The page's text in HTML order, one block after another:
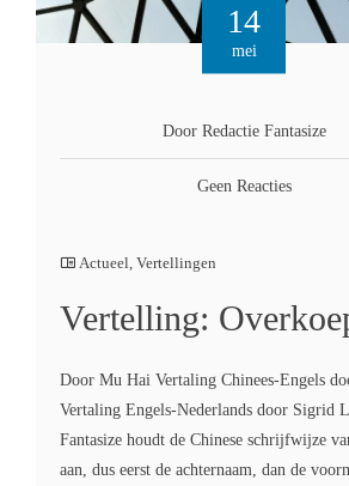
14
mei
Door Redactie Fantasize
Geen Reacties
Actueel, Vertellingen
Vertelling:
Door Mu Hai Vertaling Chinees-Engels
Vertaling Engels-Nederlands door Sigrid
Fantasize houdt de Chinese schrijfwijze
aan, dus eerst de achternaam, dan de